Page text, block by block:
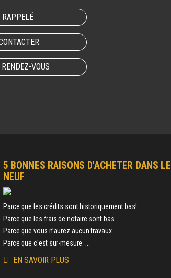
RAPPELÉ
VOUS
5 BONNES RAISONS D'ACHETER DANS LE
NEUF
Parce que les crédits sont historiquement bas!
Parce que les frais de notaire sont bas.
Parce que vous n’aurez aucun travaux.
Parce que c'est sur-mesure. ...
EN SAVOIR PLUS